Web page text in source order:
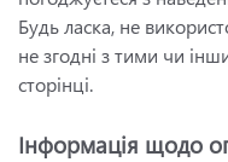
Будь ласка, не
не згодні з тими чи
сторінці.
Інформація щодо